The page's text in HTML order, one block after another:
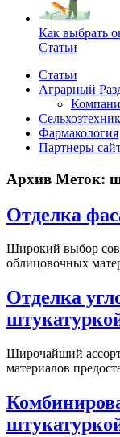
Как выбрать
Статьи
Статьи
Аграрный
Фармакология
Партнеры
Архив Меток:
Отделка
Широкий выбор
облицовочных
Отделка
Широчайший
материалов